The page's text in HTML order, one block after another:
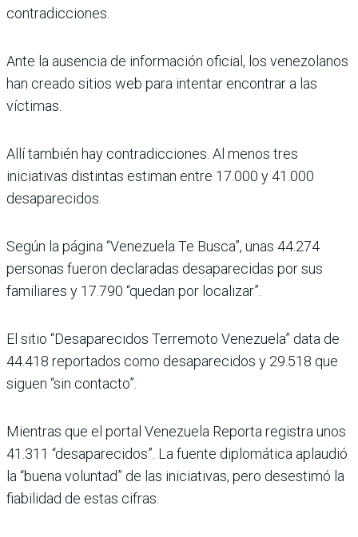
contradicciones.
Ante la ausencia de información oficial, los venezolanos
han creado sitios web para intentar encontrar a las
víctimas.
Allí también hay contradicciones. Al menos tres
iniciativas distintas estiman entre 17.000 y 41.000
desaparecidos.
Según la página “Venezuela Te Busca”, unas 44.274
personas fueron declaradas desaparecidas por sus
familiares y 17.790 “quedan por localizar”.
El sitio “Desaparecidos Terremoto Venezuela” data de
44.418 reportados como desaparecidos y 29.518 que
siguen “sin contacto”.
Mientras que el portal Venezuela Reporta registra unos
41.311 “desaparecidos”. La fuente diplomática aplaudió
la “buena voluntad” de las iniciativas, pero desestimó la
fiabilidad de estas cifras.